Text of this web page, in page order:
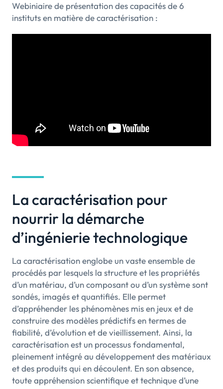
Webiniaire de présentation des capacités de 6
instituts en matière de caractérisation :
La caractérisation pour
nourrir la démarche
d’ingénierie technologique
La caractérisation englobe un vaste ensemble de
procédés par lesquels la structure et les propriétés
d’un matériau, d’un composant ou d’un système sont
sondés, imagés et quantifiés. Elle permet
d’appréhender les phénomènes mis en jeux et de
construire des modèles prédictifs en termes de
fiabilité, d’évolution et de vieillissement. Ainsi, la
caractérisation est un processus fondamental,
pleinement intégré au développement des matériaux
et des produits qui en découlent. En son absence,
toute appréhension scientifique et technique d’une